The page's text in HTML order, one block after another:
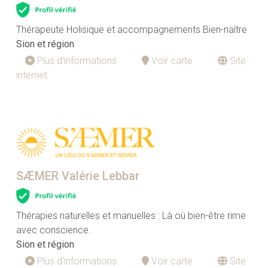
Thérapeute Holisique et accompagnements Bien-naître
Sion et région
Plus d'informations
Voir carte
Site
internet
SÆMER Valérie Lebbar
Thérapies naturelles et manuelles : Là où bien-être rime
avec conscience.
Sion et région
Plus d'informations
Voir carte
Site